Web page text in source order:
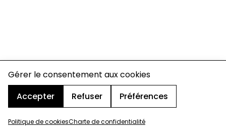
Gérer le consentement aux cookies
Accepter
Refuser Préférences
Politique de cookiesCharte de confidentialité